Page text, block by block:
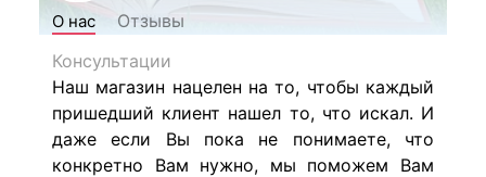
О нас
Отзывы
Консультации
Наш магазин нацелен на то, чтобы каждый
пришедший клиент нашел то, что искал. И
даже если Вы пока не понимаете, что
конкретно Вам нужно, мы поможем Вам